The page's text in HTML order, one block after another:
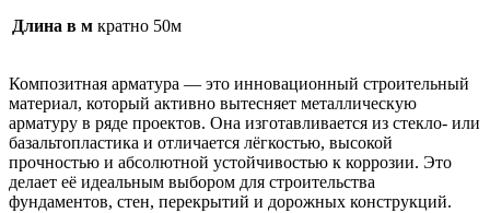
Длина в м кратно 50м
Композитная арматура — это инновационный строительный
материал, который активно вытесняет металлическую
арматуру в ряде проектов. Она изготавливается из стекло- или
базальтопластика и отличается лёгкостью, высокой
прочностью и абсолютной устойчивостью к коррозии. Это
делает её идеальным выбором для строительства
фундаментов, стен, перекрытий и дорожных конструкций.